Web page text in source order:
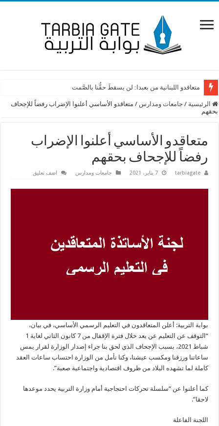
متعاقدو اللبنانية من بعبدا: لن يسقطَ حقُّنا بالصَّمت
الرئيسية / جامعات ومدارس / متعاقدو الأساسي أعلنوا الإضراب رفضاً للإجحاف
بحقهم
متعاقدو الأساسي أعلنوا الإضراب
رفضاً للإجحاف بحقهم
tarbiagate 7 يناير، 2021 جامعات ومدارس اضف تعليق
بوابة التربية: أعلن المتعاقدون في التعليم الرسمي الأساسي، في بيان،
“التوقف عن التعليم عن بعد خلال فترة الإقفال من 7 كانون الثاني لغاية 1
شباط 2021، بسبب الإجحاف الذي لحق بنا جراء إصدار الوزارة لقرار يمس
ساعاتنا ورزقنا ومكسب عيشنا، وكنا نأمل من الوزارة احتساب ساعات العقد
كاملة لما تشهده البلاد من ظروف اقتصادية واجتماعية صعبة”.
كما أعلنوا عن “سلسلة تحركات احتجاجية أمام وزارة التربية يحدد موعدها
لاحقا”.
اللجنة الفاعلة